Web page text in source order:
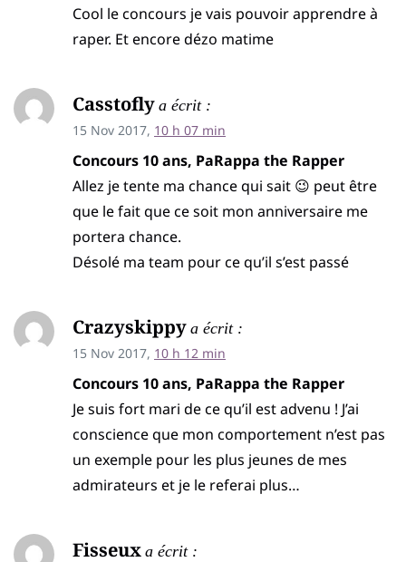
Cool le concours je vais pouvoir apprendre à
raper. Et encore dézo matime
Casstofly a écrit :
15 Nov 2017, 10 h 07 min
Concours 10 ans, PaRappa the Rapper
Allez je tente ma chance qui sait 😉 peut être
que le fait que ce soit mon anniversaire me
portera chance.
Désolé ma team pour ce qu’il s’est passé
Crazyskippy a écrit :
15 Nov 2017, 10 h 12 min
Concours 10 ans, PaRappa the Rapper
Je suis fort mari de ce qu’il est advenu ! J’ai
conscience que mon comportement n’est pas
un exemple pour les plus jeunes de mes
admirateurs et je le referai plus…
Fisseux a écrit :